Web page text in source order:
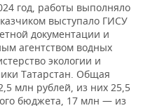
год, работы выполняло
выступало ГИСУ
документации и
агентством водных
экологии и
Татарстан. Общая
млн рублей, из них 25,5
бюджета, 17 млн — из